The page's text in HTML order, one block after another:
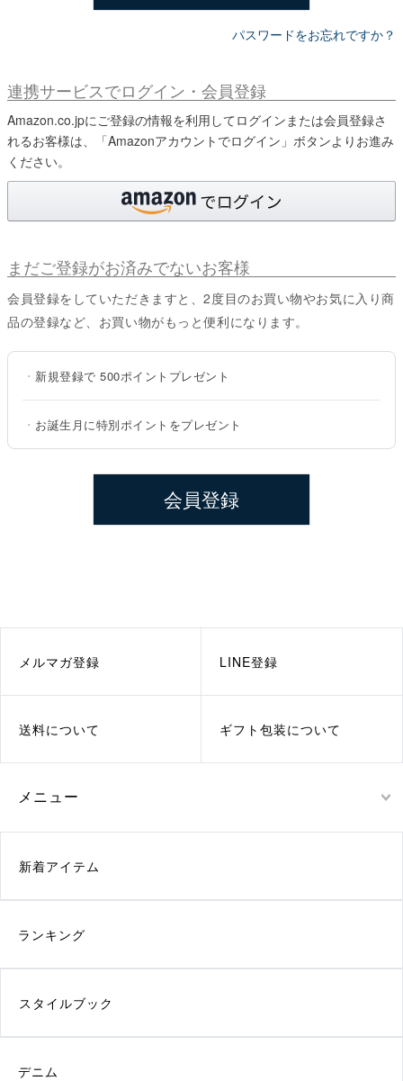
パスワードをお忘れですか？
連携サービスでログイン・会員登録
Amazon.co.jpにご登録の情報を利用してログインまたは会員登録さ
れるお客様は、「Amazonアカウントでログイン」ボタンよりお進み
ください。
まだご登録がお済みでないお客様
会員登録をしていただきますと、2度目のお買い物やお気に入り商
品の登録など、お買い物がもっと便利になります。
・ 新規登録で500ポイント プレゼント
・ お誕生月に特別ポイントをプレゼント
会員登録
メルマガ登録 LINE登録
送料について ギフト包装について
メニュー
新着アイテム
ランキング
スタイルブック
デニム